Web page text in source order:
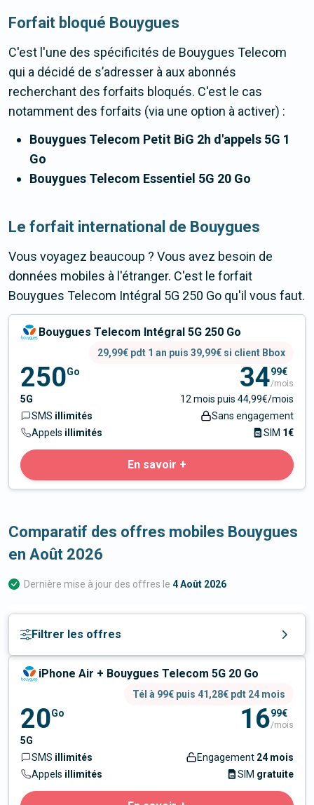
Forfait bloqué Bouygues
C'est l'une des spécificités de Bouygues Telecom
qui a décidé de s’adresser à aux abonnés
recherchant des forfaits bloqués. C'est le cas
notamment des forfaits (via une option à activer) :
Bouygues Telecom Petit BiG 2h d'appels 5G 1
Go
Bouygues Telecom Essentiel 5G 20 Go
Le forfait international de Bouygues
Vous voyagez beaucoup ? Vous avez besoin de
données mobiles à l'étranger. C'est le forfait
Bouygues Telecom Intégral 5G 250 Go qu'il vous faut.
Bouygues Telecom Intégral 5G 250 Go
29,99€ pdt 1 an puis 39,99€ si client Bbox
250Go
5G
SMS illimités
Appels illimités
3499€
/mois
12 mois puis 44,99€/mois
Sans engagement
SIM 1€
En savoir +
Comparatif des offres mobiles Bouygues
en Août 2026
Dernière mise à jour des offres le 4 Août 2026
Filtrer les offres
iPhone Air + Bouygues Telecom 5G 20 Go
Tél à 99€ puis 41,28€ pdt 24 mois
20Go
5G
SMS illimités
Appels illimités
1699€
/mois
Engagement 24 mois
SIM gratuite